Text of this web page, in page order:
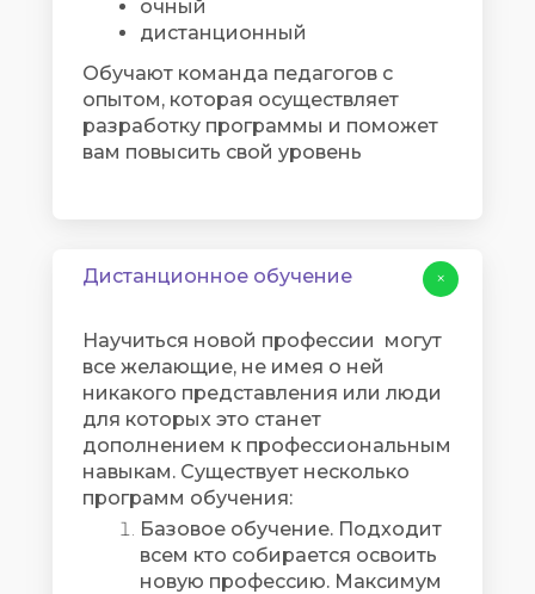
очный
дистанционный
Обучают команда педагогов с
опытом, которая осуществляет
разработку программы и поможет
вам повысить свой уровень
Дистанционное обучение
Научиться новой профессии могут
все желающие, не имея о ней
никакого представления или люди
для которых это станет
дополнением к профессиональным
навыкам. Существует несколько
программ обучения:
Базовое обучение. Подходит
всем кто собирается освоить
новую профессию. Максимум
+